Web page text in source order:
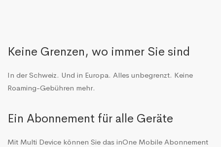
Keine Grenzen, wo immer Sie sind
In der Schweiz. Und in Europa. Alles unbegrenzt. Keine
Roaming-Gebühren mehr.
Ein Abonnement für alle Geräte
Mit Multi Device können Sie das inOne Mobile Abonnement